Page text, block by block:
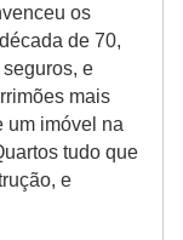
os
de 70,
e
mais
um imóvel na
tudo que
e